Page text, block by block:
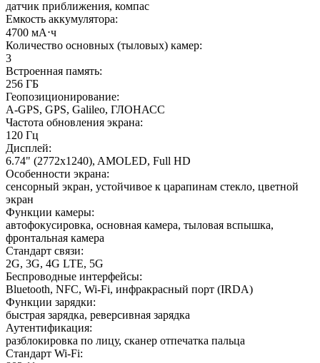
датчик приближения, компас
Емкость аккумулятора:
4700 мА⋅ч
Количество основных (тыловых) камер:
3
Встроенная память:
256 ГБ
Геопозиционирование:
A-GPS, GPS, Galileo, ГЛОНАСС
Частота обновления экрана:
120 Гц
Дисплей:
6.74" (2772x1240), AMOLED, Full HD
Особенности экрана:
сенсорный экран, устойчивое к царапинам стекло, цветной
экран
Функции камеры:
автофокусировка, основная камера, тыловая вспышка,
фронтальная камера
Стандарт связи:
2G, 3G, 4G LTE, 5G
Беспроводные интерфейсы:
Bluetooth, NFC, Wi-Fi, инфракрасный порт (IRDA)
Функции зарядки:
быстрая зарядка, реверсивная зарядка
Аутентификация:
разблокировка по лицу, сканер отпечатка пальца
Стандарт Wi-Fi: